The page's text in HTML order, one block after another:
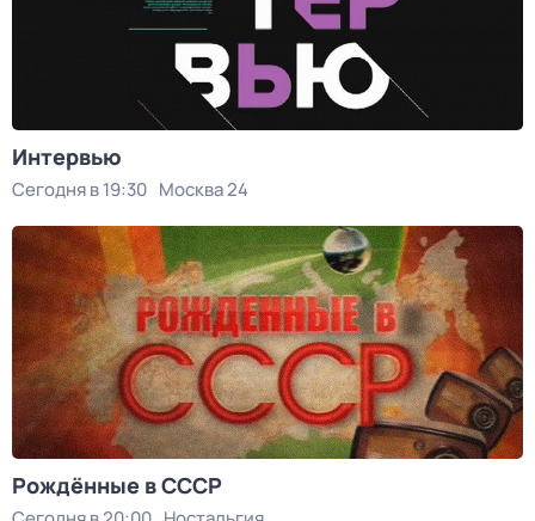
Интервью
Сегодня в 19:30 Москва 24
Рождённые в СССР